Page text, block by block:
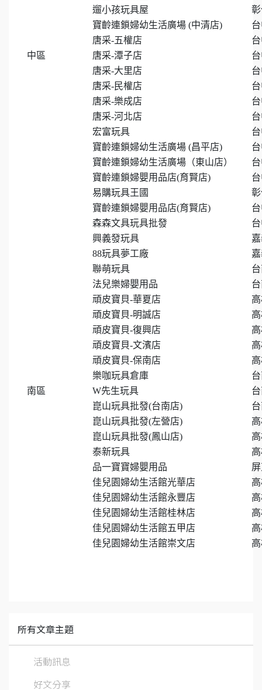
中區
遛小孩玩具屋
寶齡連鎖婦幼生活廣場 (中清店)
唐采-五權店
唐采-潭子店
唐采-大里店
唐采-民權店
唐采-樂成店
唐采-河北店
宏富玩具
寶齡連鎖婦幼生活廣場 (昌平店)
寶齡連鎖婦幼生活廣場（東山店）
寶齡連鎖婦嬰用品店(育賢店)
易購玩具王國
寶齡連鎖婦嬰用品店(育賢店)
森森文具玩具批發
南區
興義發玩具
88玩具夢工廠
聯萌玩具
法兒樂婦嬰用品
頑皮寶貝-華夏店
頑皮寶貝-明誠店
頑皮寶貝-復興店
頑皮寶貝-文濱店
頑皮寶貝-保南店
樂咖玩具倉庫
W先生玩具
崑山玩具批發(台南店)
崑山玩具批發(左營店)
崑山玩具批發(鳳山店)
泰新玩具
品一寶寶婦嬰用品
佳兒園婦幼生活館光華店
佳兒園婦幼生活館永豐店
佳兒園婦幼生活館桂林店
佳兒園婦幼生活館五甲店
佳兒園婦幼生活館崇文店
所有文章主題
活動訊息
好文分享